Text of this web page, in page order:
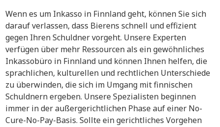
Wenn es um Inkasso in Finnland geht, können Sie sich
darauf verlassen, dass Bierens schnell und effizient
gegen Ihren Schuldner vorgeht. Unsere Experten
verfügen über mehr Ressourcen als ein gewöhnliches
Inkassobüro in Finnland und können Ihnen helfen, die
sprachlichen, kulturellen und rechtlichen Unterschiede
zu überwinden, die sich im Umgang mit finnischen
Schuldnern ergeben. Unsere Spezialisten beginnen
immer in der außergerichtlichen Phase auf einer No-
Cure-No-Pay-Basis. Sollte ein gerichtliches Vorgehen